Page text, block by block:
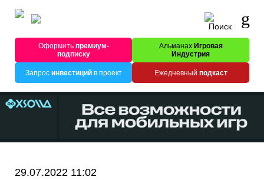
Оформитьпремиум-
подписку
Альманах Игровая
Индустрия
Запрос инвестицийв проект Ежедневный подкаст
29.07.2022 11:02